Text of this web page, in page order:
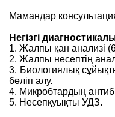
Мамандар
Негізгі
1. Жалпы қан анализі
2. Жалпы несептің
3. Биологиялық
бөліп алу.
4. Микробтардың
5. Несепқуықты УДЗ.